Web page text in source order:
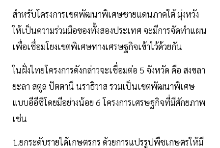
สำหรับโครงการเขตพัฒนาพิเศษชายแดนภาคใต้ มุ่งหวัง
ให้เป็นความร่วมมือของทั้งสองประเทศ จะมีการจัดทำแผน
เพื่อเชื่อมโยงเขตพิเศษทางเศรษฐกิจเข้าไว้ด้วยกัน
ในฝั่งไทยโครงการดังกล่าวจะเชื่อมต่อ 5 จังหวัด คือ สงขลา
ยะลา สตูล ปัตตานี นราธิวาส รวมเป็นเขตพัฒนาพิเศษ
แบบอีอีซีโดยมีอย่างน้อย 6 โครงการเศรษฐกิจที่มีศักยภาพ
เช่น
1.ยกระดับรายได้เกษตรกร ด้วยการแปรรูปพืชเกษตรให้มี